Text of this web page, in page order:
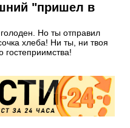
"пришел в
Но ты отправил
хлеба! Ни ты, ни твоя